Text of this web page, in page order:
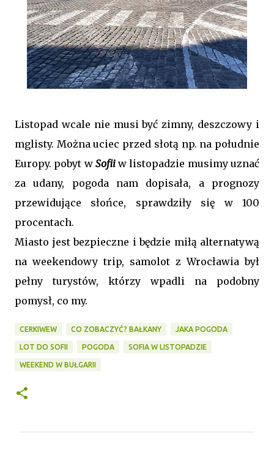
Listopad wcale nie musi być zimny, deszczowy i
mglisty. Można uciec przed słotą np. na południe
Europy. pobyt w Sofiiw listopadzie musimy uznać
za udany, pogoda nam dopisała, a prognozy
przewidujące słońce, sprawdziły się w 100
procentach.
Miasto jest bezpieczne i będzie miłą alternatywą
na weekendowy trip, samolot z Wrocławia był
pełny turystów, którzy wpadli na podobny
pomysł, co my.
CERKIWEW CO ZOBACZYĆ? BAŁKANY JAKA POGODA
LOT DO SOFII POGODA SOFIA W LISTOPADZIE
WEEKEND W BUŁGARII